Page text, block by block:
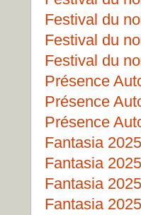
Festival du
Festival du
Festival du
Présence
Présence
Présence
Fantasia
Fantasia
Fantasia
Fantasia